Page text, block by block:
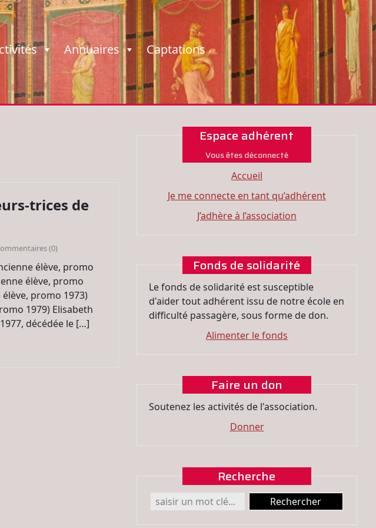
Annuaires Captations
trices de
(0)
élève, promo
élève, promo
élève, promo 1973)
1979) Elisabeth
décédée le […]
Espace adhérent
Vous êtes déconnecté
Accueil
Je me connecte en tant qu’adhérent
J’adhère à l’association
Fonds de solidarité
Le fonds de solidarité est susceptible
d'aider tout adhérent issu de notre école en
difficulté passagère, sous forme de don.
Alimenter le fonds
Faire un don
Soutenez les activités de l'association.
Donner
Recherche